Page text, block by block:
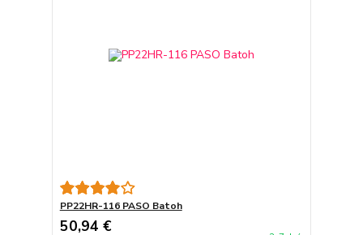
PP22HR-116 PASO Batoh
50,94 €